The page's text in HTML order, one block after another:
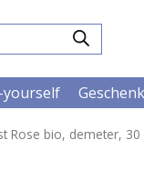
Rose bio, demeter,